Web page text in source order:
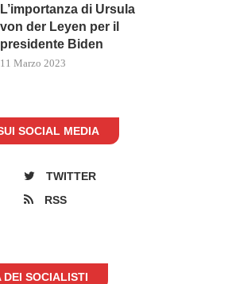
L’importanza di Ursula
von der Leyen per il
presidente Biden
11 Marzo 2023
SOCIAL MEDIA
TWITTER
RSS
DEI SOCIALISTI